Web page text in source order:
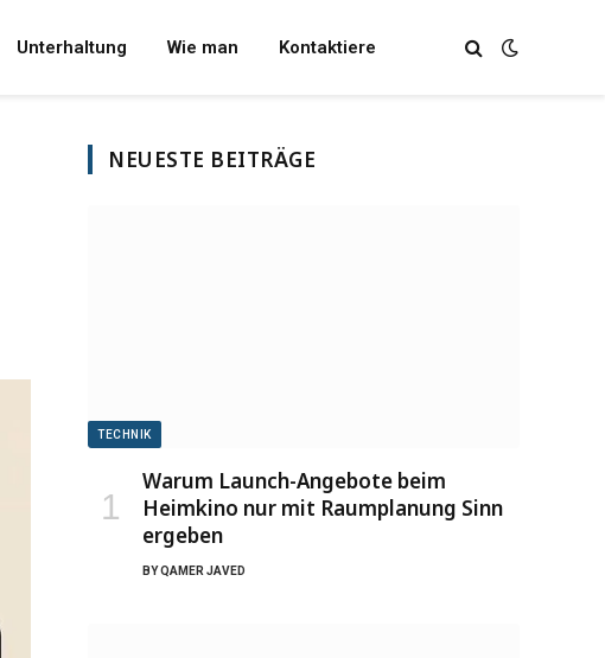
Unterhaltung Wie man Kontaktiere
NEUESTE BEITRÄGE
TECHNIK
Warum Launch-Angebote beim
Heimkino nur mit Raumplanung Sinn
ergeben
BYQAMER JAVED